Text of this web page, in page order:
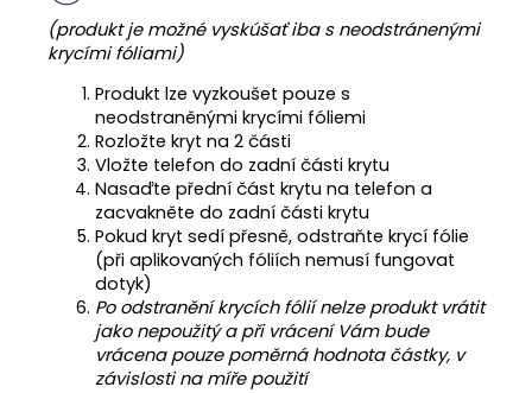
(produkt je možné vyskúšať iba s neodstránenými
krycími fóliami)
Produkt lze vyzkoušet pouze s
neodstraněnými krycími fóliemi
Rozložte kryt na 2 části
Vložte telefon do zadní části krytu
Nasaďte přední část krytu na telefon a
zacvakněte do zadní části krytu
Pokud kryt sedí přesně, odstraňte krycí fólie
(při aplikovaných fóliích nemusí fungovat
dotyk)
Po odstranění krycích fólií nelze produkt vrátit
jako nepoužitý a při vrácení Vám bude
vrácena pouze poměrná hodnota částky, v
závislosti na míře použití